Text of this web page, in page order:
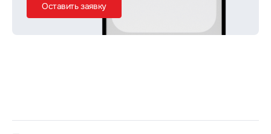
Оставить заявку